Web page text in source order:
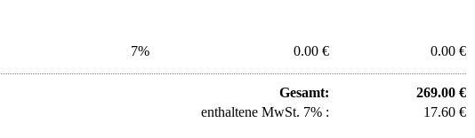
7% 0.00 € 0.00 €
Gesamt:
269.00 €
enthaltene MwSt. 7% :
17.60 €